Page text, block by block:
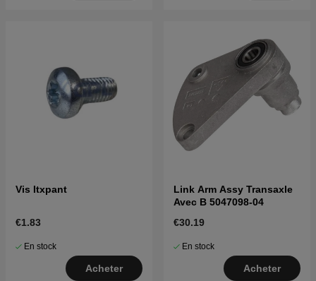
Vis Itxpant
€1.83
En stock
Acheter
Link Arm Assy Transaxle
Avec B 5047098-04
€30.19
En stock
Acheter